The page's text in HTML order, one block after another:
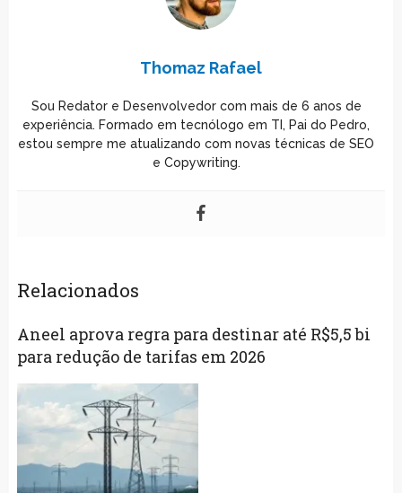
Thomaz Rafael
Sou Redator e Desenvolvedor com mais de 6 anos de
experiência. Formado em tecnólogo em TI, Pai do Pedro,
estou sempre me atualizando com novas técnicas de SEO
e Copywriting.
Relacionados
Aneel aprova regra para destinar até R$5,5 bi
para redução de tarifas em 2026